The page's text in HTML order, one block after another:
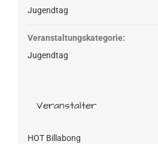
Jugendtag
Veranstaltungskategorie:
Jugendtag
Veranstalter
HOT Billabong